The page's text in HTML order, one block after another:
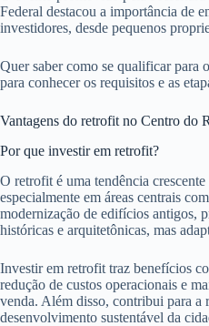
Federal destacou a importância de
investidores, desde pequenos
Quer saber como se qualificar para
para conhecer os requisitos e as
Vantagens do retrofit no Centro do
Por que investir em retrofit?
O retrofit é uma tendência
especialmente em áreas centrais
modernização de edifícios antigos,
históricas e arquitetônicas, mas
Investir em retrofit traz benefícios
redução de custos operacionais e
venda. Além disso, contribui para a
desenvolvimento sustentável da